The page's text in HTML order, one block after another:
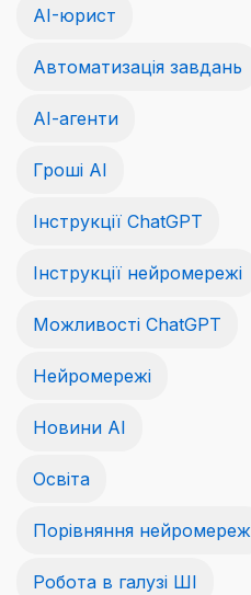
AI-юрист
Автоматизація завдань
АІ-агенти
Гроші АІ
Інструкції ChatGPT
Інструкції нейромережі
Можливості ChatGPT
Нейромережі
Новини AI
Освіта
Порівняння нейромереж
Робота в галузі ШІ